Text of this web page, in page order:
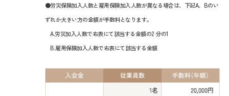
●労災保険加入人数と雇用保険加入人数が異なる場合は、下記A、Bのい
ずれか大きい方の金額が手数料となります。
A.労災加入人数で右表にて該当する金額の2 分の1
B.雇用保険加入人数で右表にて該当する金額